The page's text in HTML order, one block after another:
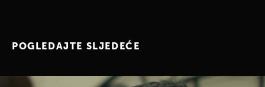
POGLEDAJTE SLJEDEĆE